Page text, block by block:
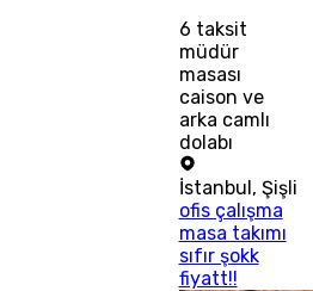
6 taksit
müdür
masası
caison ve
arka camlı
dolabı
İstanbul, Şişli
ofis çalışma
masa takımı
sıfır şokk
fiyatt!!